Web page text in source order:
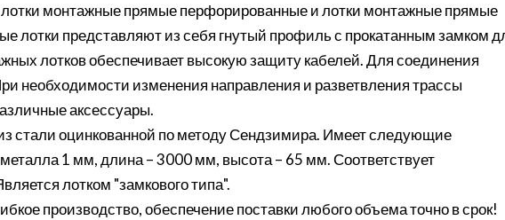
монтажные прямые перфорированные и лотки монтажные прямые
лотки представляют из себя гнутый профиль с прокатанным замком
лотков обеспечивает высокую защиту кабелей. Для соединения
необходимости изменения направления и разветвления трассы
аксессуары.
стали оцинкованной по методу Сендзимира. Имеет следующие
1 мм, длина – 3000 мм, высота – 65 мм. Соответствует
лотком "замкового типа".
производство, обеспечение поставки любого объема точно в срок!